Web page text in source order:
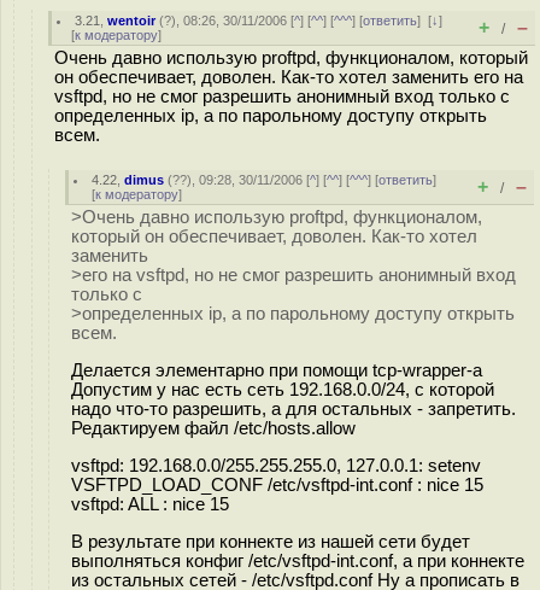
3.21 ,wentoir(?), 08:26, 30/11/2006 [^] [^^] [^^^] [ответить][↓]
[к модератору] + / –
Очень давно использую proftpd, функционалом, который
он обеспечивает, доволен. Как-то хотел заменить его на
vsftpd, но не смог разрешить анонимный вход только с
определенных ip, а по парольному доступу открыть
всем.
4.22 ,dimus (??), 09:28, 30/11/2006 [^] [^^] [^^^] [ответить]
[к модератору] + / –
>Очень давно использую proftpd, функционалом,
который он обеспечивает, доволен. Как-то хотел
заменить
>его на vsftpd, но не смог разрешить анонимный вход
только с
>определенных ip, а по парольному доступу открыть
всем.
Делается элементарно при помощи tcp-wrapper-a
Допустим у нас есть сеть 192.168.0.0/24, с которой
надо что-то разрешить, а для остальных - запретить.
Редактируем файл /etc/hosts.allow
vsftpd: 192.168.0.0/255.255.255.0, 127.0.0.1: setenv
VSFTPD_LOAD_CONF /etc/vsftpd-int.conf : nice 15
vsftpd: ALL : nice 15
В результате при коннекте из нашей сети будет
выполняться конфиг /etc/vsftpd-int.conf, а при коннекте
из остальных сетей - /etc/vsftpd.conf Ну а прописать в